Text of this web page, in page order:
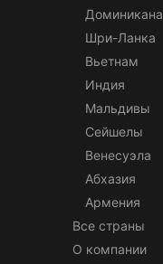
Доминикана
Шри-Ланка
Вьетнам
Индия
Мальдивы
Сейшелы
Венесуэла
Абхазия
Армения
Все страны
О компании